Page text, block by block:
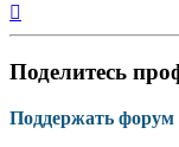
Поделитесь
Поддержать форум